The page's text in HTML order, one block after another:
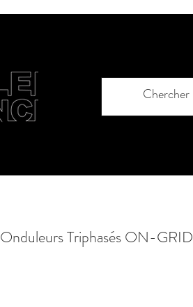
Onduleurs Triphasés ON-GRID